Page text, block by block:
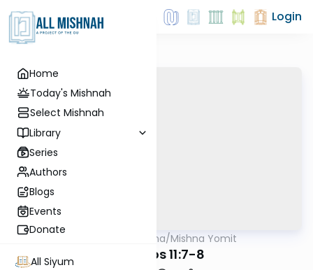
Home
Today's Mishnah
Select Mishnah
Library
Series
Authors
Blogs
Events
Donate
All Siyum
Login
AllMishna/Mishna Yomit
Terumos 11:7-8